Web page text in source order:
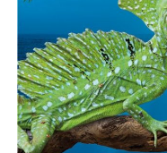
vol­ta­ik und
prä­sen­tie­ren ihre
erzeu­gung und
zend dazu gibt es
ma­te­ria­li­en und
Sanierungen.